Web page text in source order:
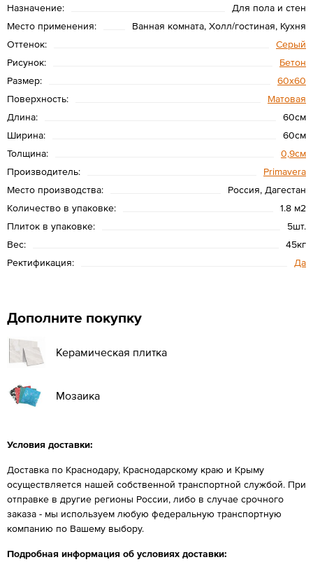
Назначение:
Для пола и стен
Место применения:
Ванная комната, Холл/гостиная, Кухня
Оттенок:
Серый
Рисунок:
Бетон
Размер:
60х60
Поверхность:
Матовая
Длина:
60см
Ширина:
60см
Толщина:
0,9см
Производитель:
Primavera
Место производства:
Россия, Дагестан
Количество в упаковке:
1.8 м2
Плиток в упаковке:
5шт.
Вес:
45кг
Ректификация:
Да
Дополните покупку
Керамическая плитка
Мозаика
Условия доставки:
Доставка по Краснодару, Краснодарскому краю и Крыму
осуществляется нашей собственной транспортной службой. При
отправке в другие регионы России, либо в случае срочного
заказа - мы используем любую федеральную транспортную
компанию по Вашему выбору.
Подробная информация об условиях доставки: